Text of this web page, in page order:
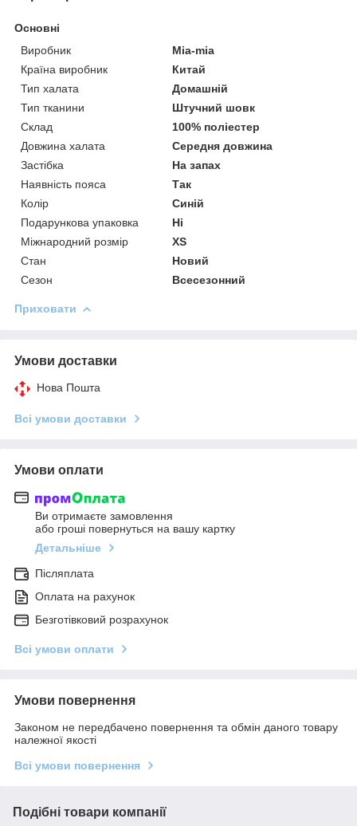
Основні
Виробник
Mia-mia
Країна виробник
Китай
Тип халата
Домашній
Тип тканини
Штучний шовк
Склад
100% поліестер
Довжина халата
Середня довжина
Застібка
На запах
Наявність пояса
Так
Колір
Синій
Подарункова упаковка
Ні
Міжнародний розмір
XS
Стан
Новий
Сезон
Всесезонний
Приховати
Умови доставки
Нова Пошта
Всі умови доставки
Умови оплати
Ви отримаєте замовлення
або гроші повернуться на вашу картку
Детальніше
Післяплата
Оплата на рахунок
Безготівковий розрахунок
Всі умови оплати
Умови повернення
Законом не передбачено повернення та обмін даного товару
належної якості
Всі умови повернення
Подібні товари компанії